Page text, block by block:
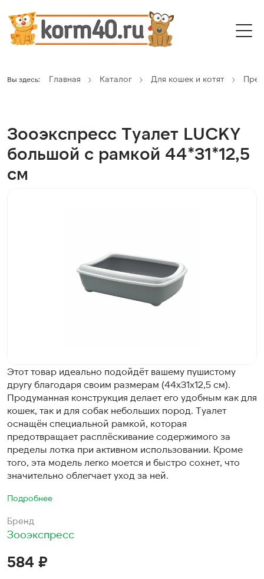
Вы здесь: Главная Каталог Для кошек и котят
Зооэкспресс Туалет LUCKY
большой с рамкой 44*31*12,5
см
Этот товар идеально подойдёт вашему пушистому
другу благодаря своим размерам (44х31х12,5 см).
Продуманная конструкция делает его удобным как для
кошек, так и для собак небольших пород. Туалет
оснащён специальной рамкой, которая
предотвращает расплёскивание содержимого за
пределы лотка при активном использовании. Кроме
того, эта модель легко моется и быстро сохнет, что
значительно облегчает уход за ней.
Подробнее
Бренд
Зооэкспресс
584 ₽